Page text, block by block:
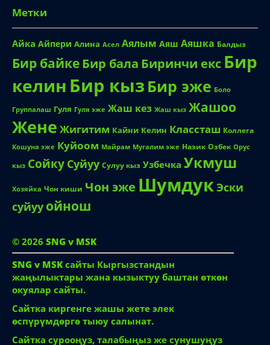
Метки
Айка Айпери Алина Асел Аялым Аяш Аяшка Балдыз
Бир байкеБир бала Биринчи екс Бир
келин Бир кыз Бир эже Боло
Группалаш Гуля Гуля эже Жаш кез Жаш кыз Жашоо
Жене Жигитим Кайни Келин Классташ Коллега
Кошуна эже Куйоом Майрам Мугалим эже Назик Озбек Орус
кыз Сойку Суйуу Сулуу кыз Узбечка Укмуш
Хозяйка Чон киши Чон эже Шумдук Эски
суйуу ойнош
© 2026 SNG v MSK
SNG v MSK сайты Кыргызстандын
жаңылыктары жана кызыктуу баштан өткөн
окуялар сайты.
Сайтка киргенге жашы жете элек
өспүрүмдөргө тыюу салынат.
Сайтка сурооңуз, талабыңыз же сунушуңуз